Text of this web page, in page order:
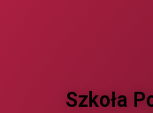
Szkoła